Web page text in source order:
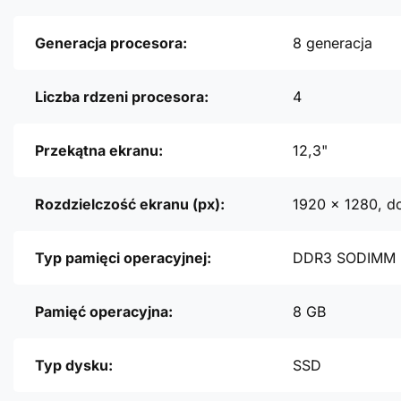
Generacja procesora: 8 generacja
Liczba rdzeni procesora: 4
Przekątna ekranu: 12,3"
Rozdzielczość ekranu (px): 1920 x 1280,
Typ pamięci operacyjnej: DDR3 SODIMM
Pamięć operacyjna: 8 GB
Typ dysku: SSD